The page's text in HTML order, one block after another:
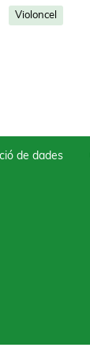
Violoncel
de dades